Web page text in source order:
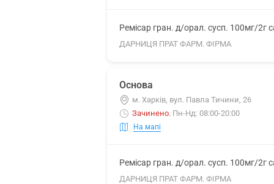
Ремісар гран. д/орал. сусп. 100мг/2г
ДАРНИЦЯ ПРАТ ФАРМ. ФІРМА
Основа
м. Харків, вул. Павла Тичини, 26
Зачинено. Пн-Нд: 08:00-20:00
На мапі
Ремісар гран. д/орал. сусп. 100мг/2г
ДАРНИЦЯ ПРАТ ФАРМ. ФІРМА